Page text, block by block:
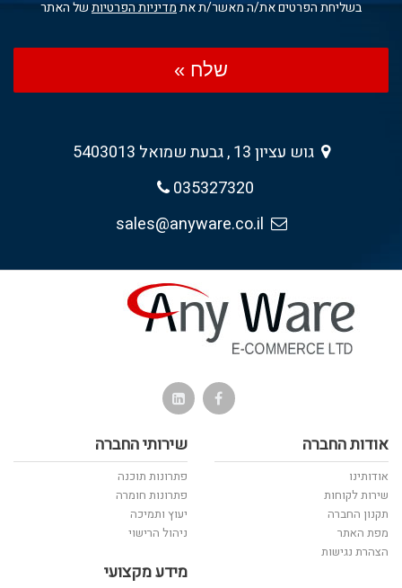
בשליחת הפרטים את/ה מאשר/ת אתמדיניות הפרטיותשל האתר
שלח »
גוש עציון 13 , גבעת שמואל 5403013
035327320
אודות החברה
אודותינו
שירות לקוחות
תקנון החברה
מפת האתר
הצהרת נגישות
שירותי החברה
פתרונות תוכנה
פתרונות חומרה
יעוץ ותמיכה
ניהול הרישוי
מידע מקצועי